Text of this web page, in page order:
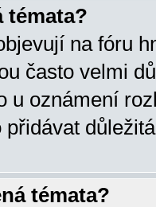
témata?
na fóru
často velmi
u oznámení
témata?